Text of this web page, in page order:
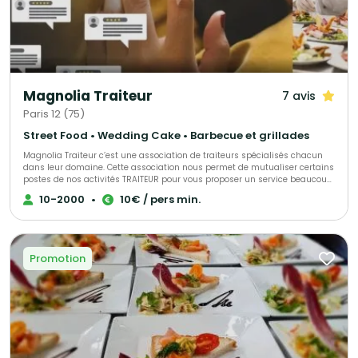
Magnolia Traiteur 7 avis
Paris 12 (75)
Street Food • Wedding Cake • Barbecue et grillades
Magnolia Traiteur c’est une association de traiteurs spécialisés chacun
dans leur domaine. Cette association nous permet de mutualiser certains
postes de nos activités TRAITEUR pour vous proposer un service beaucoup
plus performant à tous les niveaux, LES AVANTAGES pour mieux vous
servir : - Un standard commun pour une réponse immédiate à vos
nous vous enverrons. - Une qualité de produits irréprochables (consulter
les centaines d’avis de nos clients sur Magnolia Traiteur) - Les achats de
matières premières de base mutualisées pour des coûts optimisés sur
nos devis - Des frais de publicité partagés pour descendre nos charges
fixes et vous proposer les meilleurs tarifs. - Une offre plus large avec un
seul interlocuteur « Magnolia Traiteur» - Des devis complet avec grâce à
nos partenaires « complémentaires » et spécialistes de l’événementiel,
avec toutes les options en complément que vous désirerez comme : Un
lieu, du matériel de location, de la sonorisation, du personnel de service,
un DJ, un photobooth, une location de verre, des jeux de lumières, etc… - Et
10-2000 • 10€ / pers min.
Promotion